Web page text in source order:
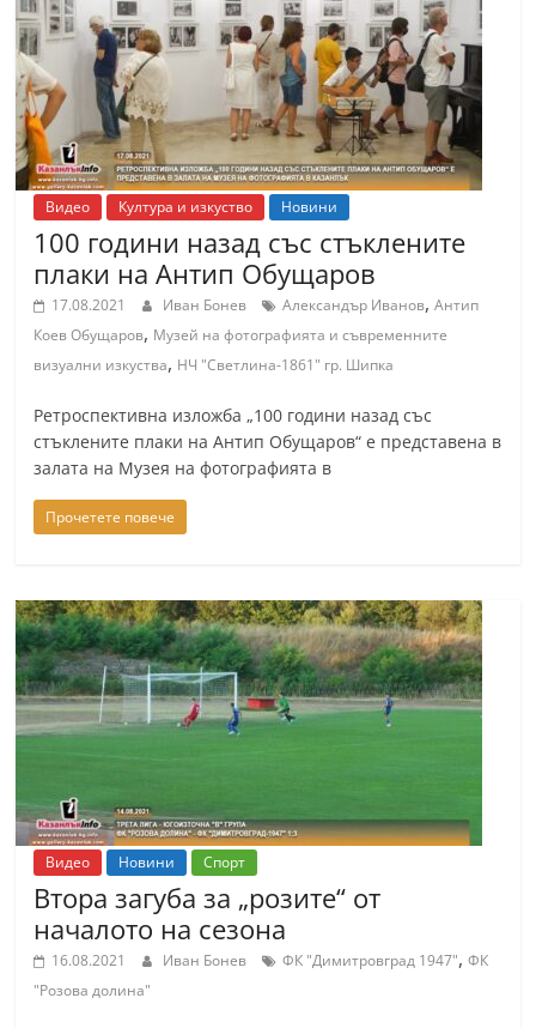
т
К
а
з
а
н
л
ъ
к
и
о
л
а
т
а
р
а
З
о
р
а
–
k
a
Видео Култура и изкуство Новини
100 години назад със стъклените
плаки на Антип Обущаров
17.08.2021 Иван Бонев Александър Иванов,Антип
Коев Обущаров, Музей на фотографията и съвременните
визуални изкуства, НЧ "Светлина-1861" гр. Шипка
Ретроспективна изложба „100 години назад със
стъклените плаки на Антип Обущаров“ е представена в
залата на Музея на фотографията в
Прочетете повече
Видео Новини Спорт
Втора загуба за „розите“ от
началото на сезона
16.08.2021 Иван Бонев ФК "Димитровград 1947",ФК
"Розова долина"